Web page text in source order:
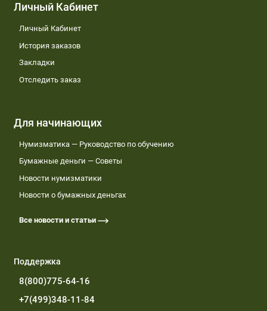
Личный Кабинет
Личный Кабинет
История заказов
Закладки
Отследить заказ
Для начинающих
Нумизматика — Руководство по обучению
Бумажные деньги — Советы
Новости нумизматики
Новости о бумажных деньгах
Все новости и статьи
Поддержка
8(800)775-64-16
+7(499)348-11-84